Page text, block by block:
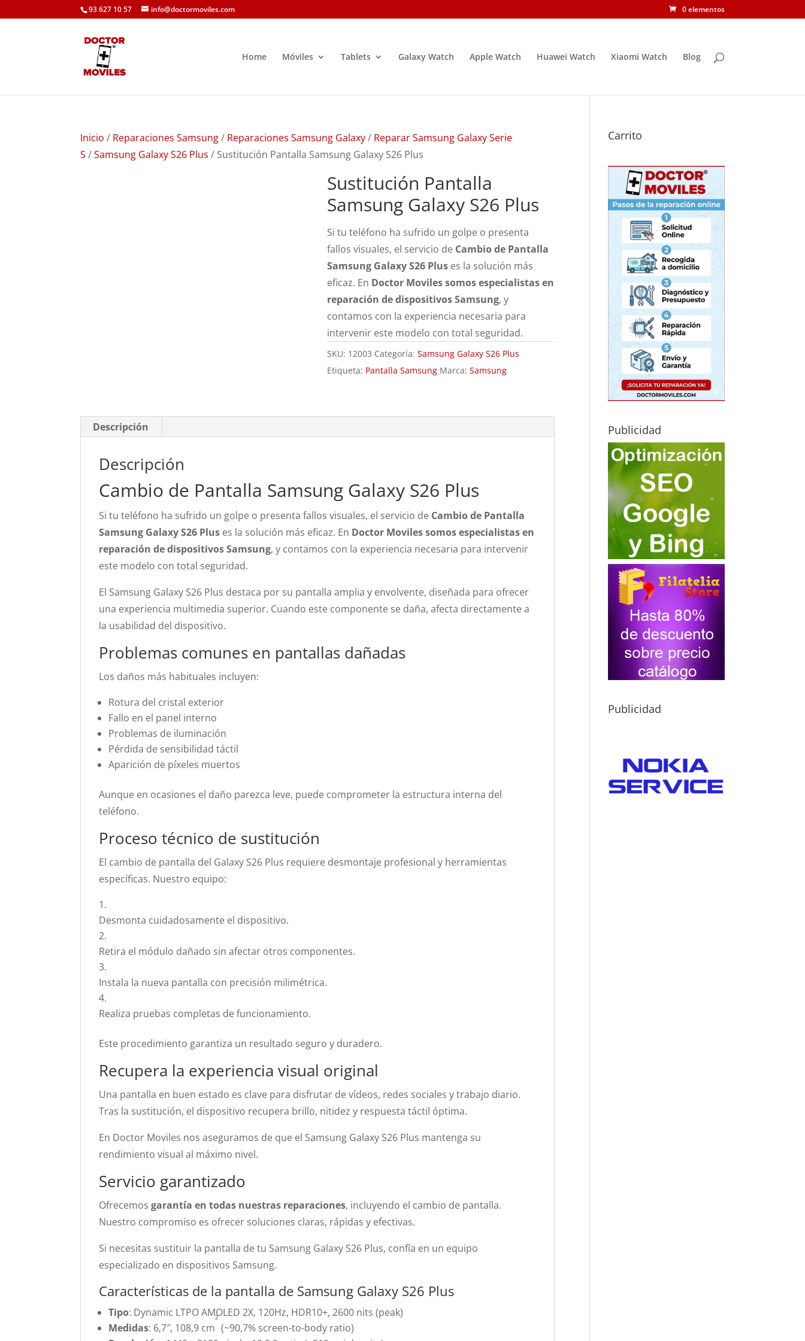
93 627 10 57 info@doctormoviles.com 0 elementos
Home Móviles Tablets Galaxy Watch Apple Watch Huawei Watch Xiaomi Watch Blog
Inicio / Reparaciones Samsung/ Reparaciones Samsung Galaxy/ Reparar Samsung Galaxy Serie
S /Samsung Galaxy S26 Plus / Sustitución Pantalla Samsung Galaxy S26 Plus
Sustitución Pantalla
Samsung Galaxy S26 Plus
Si tu teléfono ha sufrido un golpe o presenta
fallos visuales, el servicio de Cambio de Pantalla
Samsung Galaxy S26 Plus es la solución más
eficaz. En Doctor Moviles somos especialistas en
reparación de dispositivos Samsung, y
contamos con la experiencia necesaria para
intervenir este modelo con total seguridad.
SKU: 12003 Categoría:Samsung Galaxy S26 Plus
Etiqueta: Pantalla Samsung Marca:Samsung
Descripción
Descripción
Cambio de Pantalla Samsung Galaxy S26 Plus
Si tu teléfono ha sufrido un golpe o presenta fallos visuales, el servicio de Cambio de Pantalla
Samsung Galaxy S26 Plus es la solución más eficaz. En Doctor Moviles somos especialistas en
reparación de dispositivos Samsung, y contamos con la experiencia necesaria para intervenir
este modelo con total seguridad.
El Samsung Galaxy S26 Plus destaca por su pantalla amplia y envolvente, diseñada para ofrecer
una experiencia multimedia superior. Cuando este componente se daña, afecta directamente a
la usabilidad del dispositivo.
Problemas comunes en pantallas dañadas
Los daños más habituales incluyen:
Rotura del cristal exterior
Fallo en el panel interno
Problemas de iluminación
Pérdida de sensibilidad táctil
Aparición de píxeles muertos
Aunque en ocasiones el daño parezca leve, puede comprometer la estructura interna del
teléfono.
Proceso técnico de sustitución
El cambio de pantalla del Galaxy S26 Plus requiere desmontaje profesional y herramientas
específicas. Nuestro equipo:
Desmonta cuidadosamente el dispositivo.
Retira el módulo dañado sin afectar otros componentes.
Instala la nueva pantalla con precisión milimétrica.
Realiza pruebas completas de funcionamiento.
Este procedimiento garantiza un resultado seguro y duradero.
Recupera la experiencia visual original
Una pantalla en buen estado es clave para disfrutar de vídeos, redes sociales y trabajo diario.
Tras la sustitución, el dispositivo recupera brillo, nitidez y respuesta táctil óptima.
En Doctor Moviles nos aseguramos de que el Samsung Galaxy S26 Plus mantenga su
rendimiento visual al máximo nivel.
Servicio garantizado
Ofrecemosgarantía en todas nuestras reparaciones, incluyendo el cambio de pantalla.
Nuestro compromiso es ofrecer soluciones claras, rápidas y efectivas.
Si necesitas sustituir la pantalla de tu Samsung Galaxy S26 Plus, confía en un equipo
especializado en dispositivos Samsung.
Características de la pantalla de Samsung Galaxy S26 Plus
Tipo: Dynamic LTPO AMOLED 2X, 120Hz, HDR10+, 2600 nits (peak)
Medidas: 6,7″, 108,9 cm
²
(~90,7% screen-to-body ratio)
Carrito
Publicidad
Publicidad